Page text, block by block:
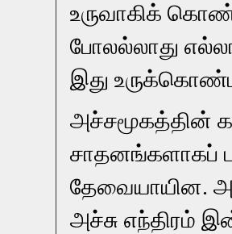
உருவாகிக்
போலல்லாது
இது
அச்சமூகத்தின்
சாதனங்களாகப்
தேவையாயின.
அச்சு எந்திரம்